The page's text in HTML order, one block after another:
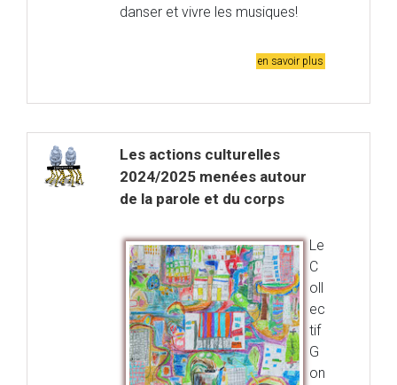
danser et vivre les musiques!
en savoir plus
Les actions culturelles
2024/2025 menées autour
de la parole et du corps
Le
C
oll
ec
tif
G
on